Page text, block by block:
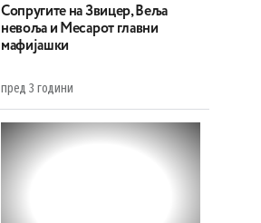
Сопругите на Звицер, Веља
невоља и Месарот главни
мафијашки
пред 3 години